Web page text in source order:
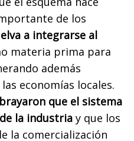
de los
a integrarse al
materia prima para
además
economías locales.
que el sistema
la industria y que los
la comercialización